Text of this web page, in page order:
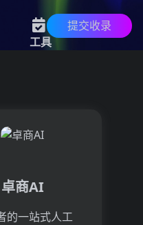
新的AI
工具
提交收录
卓商AI
的一站式人工